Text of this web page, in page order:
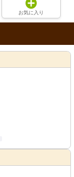
お気に入り